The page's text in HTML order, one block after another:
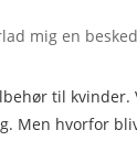
mig en besked
til
Men hvorfor